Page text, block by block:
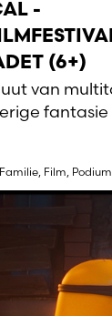
-
(6+)
van
Familie, Film, Podium